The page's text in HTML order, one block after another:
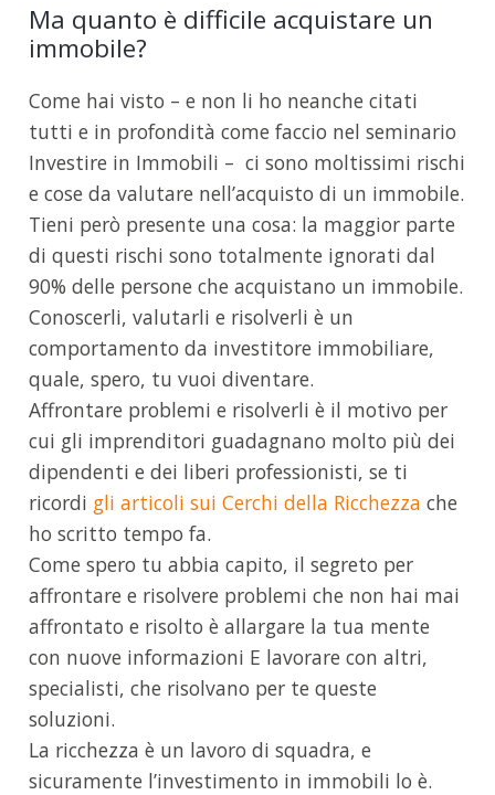
Ma quanto è difficile acquistare un
immobile?
Come hai visto – e non li ho neanche citati
tutti e in profondità come faccio nel seminario
Investire in Immobili – ci sono moltissimi rischi
e cose da valutare nell’acquisto di un immobile.
Tieni però presente una cosa: la maggior parte
di questi rischi sono totalmente ignorati dal
90% delle persone che acquistano un immobile.
Conoscerli, valutarli e risolverli è un
comportamento da investitore immobiliare,
quale, spero, tu vuoi diventare.
Affrontare problemi e risolverli è il motivo per
cui gli imprenditori guadagnano molto più dei
dipendenti e dei liberi professionisti, se ti
ricordi gli articoli sui Cerchi della Ricchezza che
ho scritto tempo fa.
Come spero tu abbia capito, il segreto per
affrontare e risolvere problemi che non hai mai
affrontato e risolto è allargare la tua mente
con nuove informazioni E lavorare con altri,
specialisti, che risolvano per te queste
soluzioni.
La ricchezza è un lavoro di squadra, e
sicuramente l’investimento in immobili lo è.